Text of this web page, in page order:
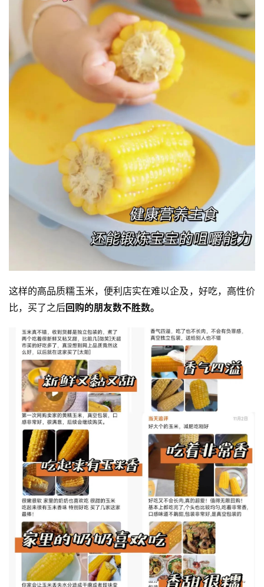
这样的高品质糯玉米，便利店实在难以企及，好吃，高性价
比，买了之后回购的朋友数不胜数。